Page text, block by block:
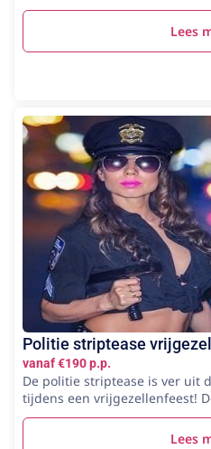
Lees
Politie striptease
vanaf €190 p.p.
De politie striptease is ver uit
tijdens een vrijgezellenfeest!
Lees